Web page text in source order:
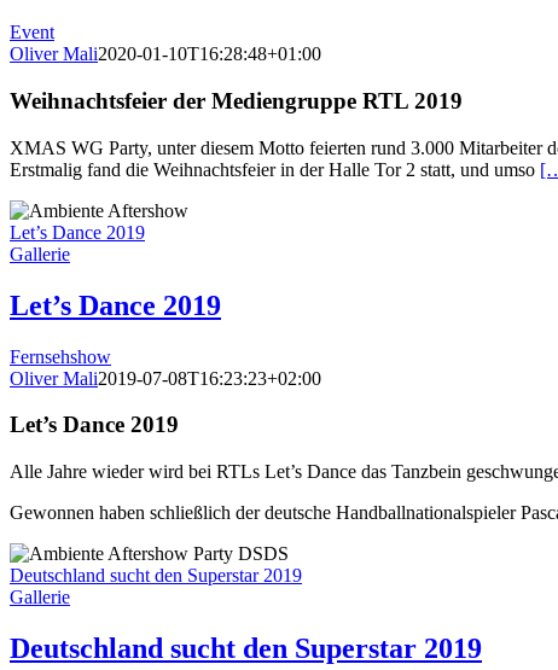
Event
Oliver Mali2020-01-10T16:28:48+01:00
Weihnachtsfeier der Mediengruppe RTL 2019
XMAS WG Party, unter diesem Motto feierten rund 3.000 Mitarbeiter
Erstmalig fand die Weihnachtsfeier in der Halle Tor 2 statt, und umso
Let’s Dance 2019
Gallerie
Let’s Dance 2019
Fernsehshow
Oliver Mali2019-07-08T16:23:23+02:00
Let’s Dance 2019
Alle Jahre wieder wird bei RTLs Let’s Dance das Tanzbein
Gewonnen haben schließlich der deutsche Handballnationalspieler
Deutschland sucht den Superstar 2019
Gallerie
Deutschland sucht den Superstar 2019